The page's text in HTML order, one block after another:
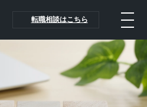
転職相談はこちら